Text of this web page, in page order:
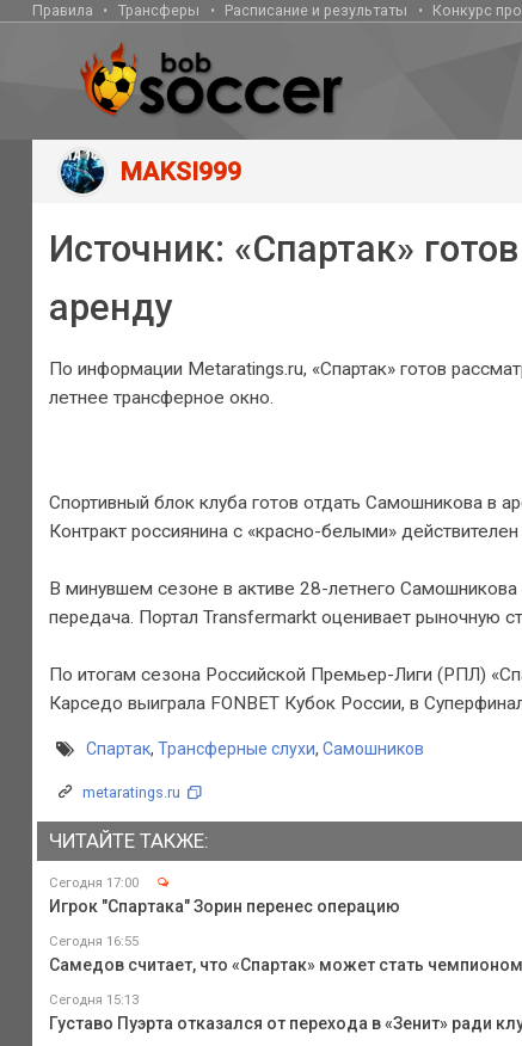
Правила Трансферы Расписание и результаты Конкурс
MAKSI999
Источник: «Спартак»
аренду
По информации Metaratings.ru, «Спартак» готов
летнее трансферное окно.
Спортивный блок клуба готов отдать Самошникова в
Контракт россиянина с «красно-белыми»
В минувшем сезоне в активе 28-летнего Самошникова
передача. Портал Transfermarkt оценивает рыночную
По итогам сезона Российской Премьер-Лиги (РПЛ)
Карседо выиграла FONBET Кубок России, в
Спартак, Трансферные слухи, Самошников
metaratings.ru
ЧИТАЙТЕ ТАКЖЕ:
Сегодня 17:00
Игрок "Спартака" Зорин перенес операцию
Сегодня 16:55
Самедов считает, что «Спартак» может стать
Сегодня 15:13
Густаво Пуэрта отказался от перехода в «Зенит» ради